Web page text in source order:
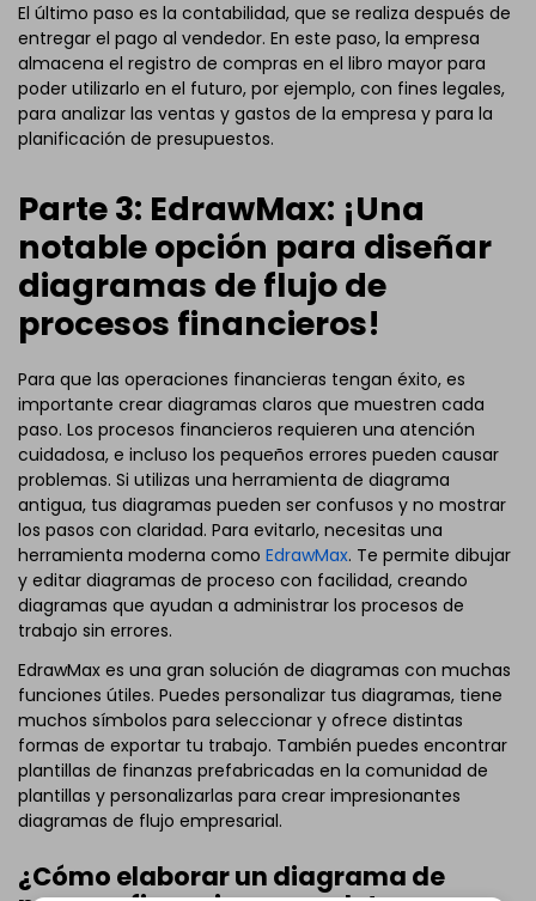
El último paso es la contabilidad, que se realiza después de
entregar el pago al vendedor. En este paso, la empresa
almacena el registro de compras en el libro mayor para
poder utilizarlo en el futuro, por ejemplo, con fines legales,
para analizar las ventas y gastos de la empresa y para la
planificación de presupuestos.
Parte 3: EdrawMax: ¡Una
notable opción para diseñar
diagramas de flujo de
procesos financieros!
Para que las operaciones financieras tengan éxito, es
importante crear diagramas claros que muestren cada
paso. Los procesos financieros requieren una atención
cuidadosa, e incluso los pequeños errores pueden causar
problemas. Si utilizas una herramienta de diagrama
antigua, tus diagramas pueden ser confusos y no mostrar
los pasos con claridad. Para evitarlo, necesitas una
herramienta moderna como EdrawMax. Te permite dibujar
y editar diagramas de proceso con facilidad, creando
diagramas que ayudan a administrar los procesos de
trabajo sin errores.
EdrawMax es una gran solución de diagramas con muchas
funciones útiles. Puedes personalizar tus diagramas, tiene
muchos símbolos para seleccionar y ofrece distintas
formas de exportar tu trabajo. También puedes encontrar
plantillas de finanzas prefabricadas en la comunidad de
plantillas y personalizarlas para crear impresionantes
diagramas de flujo empresarial.
¿Cómo elaborar un diagrama de